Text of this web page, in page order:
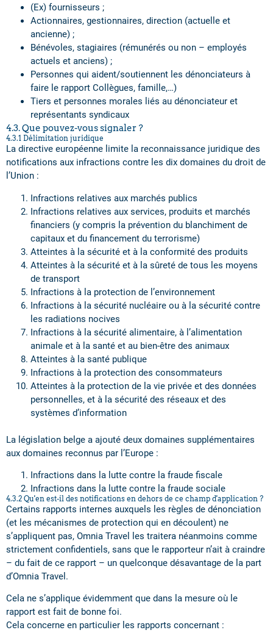
(Ex) fournisseurs ;
Actionnaires, gestionnaires, direction (actuelle et
ancienne) ;
Bénévoles, stagiaires (rémunérés ou non – employés
actuels et anciens) ;
Personnes qui aident/soutiennent les dénonciateurs à
faire le rapport Collègues, famille,…)
Tiers et personnes morales liés au dénonciateur et
représentants syndicaux
4.3. Que pouvez-vous signaler ?
4.3.1 Délimitation juridique
La directive européenne limite la reconnaissance juridique des
notifications aux infractions contre les dix domaines du droit de
l’Union :
Infractions relatives aux marchés publics
Infractions relatives aux services, produits et marchés
financiers (y compris la prévention du blanchiment de
capitaux et du financement du terrorisme)
Atteintes à la sécurité et à la conformité des produits
Atteintes à la sécurité et à la sûreté de tous les moyens
de transport
Infractions à la protection de l’environnement
Infractions à la sécurité nucléaire ou à la sécurité contre
les radiations nocives
Infractions à la sécurité alimentaire, à l’alimentation
animale et à la santé et au bien-être des animaux
Atteintes à la santé publique
Infractions à la protection des consommateurs
Atteintes à la protection de la vie privée et des données
personnelles, et à la sécurité des réseaux et des
systèmes d’information
La législation belge a ajouté deux domaines supplémentaires
aux domaines reconnus par l’Europe :
Infractions dans la lutte contre la fraude fiscale
Infractions dans la lutte contre la fraude sociale
4.3.2 Qu'en est-il des notifications en dehors de ce champ d'application ?
Certains rapports internes auxquels les règles de dénonciation
(et les mécanismes de protection qui en découlent) ne
s’appliquent pas, Omnia Travel les traitera néanmoins comme
strictement confidentiels, sans que le rapporteur n’ait à craindre
– du fait de ce rapport – un quelconque désavantage de la part
d’Omnia Travel.
Cela ne s’applique évidemment que dans la mesure où le
rapport est fait de bonne foi.
Cela concerne en particulier les rapports concernant :